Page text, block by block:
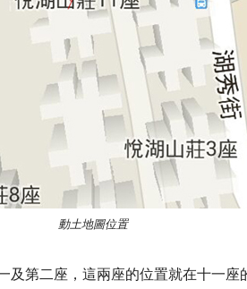
動土地圖位置
及第二座，這兩座的位置就在十一